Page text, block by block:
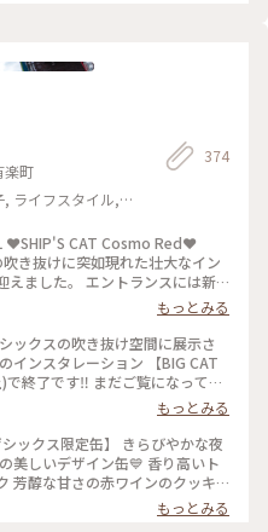
楽町
ライフスタイル,
374
❤️SHIP'S CAT Cosmo Red❤️
き抜けに突如現れた壮大なイン
えました。 エントランスには新
、今まさに宇宙に飛び立とうとし
かな時間にじ
こいを見に行く前に銀座にやっ
朝食を☕️ならぬ⋯ ティファニー
賞を🎨 みなさんもいかがです
果たして大洗から成層圏へ宇宙
クします🐱ྀིニャ～ ※飛び立つの
京#銀座
ノベケンジ#シップスキャット#
朝10時前の銀座#朝活#銀座シッ
9月6日までです
もっとみる
クスの吹き抜け空間に展示さ
インスタレーション 【BIG CAT
終了です‼️ まだご覧になってい
写真3枚目はLUCA(ルカ)号 太陽の
階フロアに展示中 大量の宇宙猫を
の左はルカ号の裏側🔆‬ * 展示終
上げるとか🚀🌏°.✧⚡︎ 大阪に着陸
るようです🤭 * 今日は8月の 猫の
#ことりっぷ東京 #東京 #銀座
もっとみる
シックス限定缶】 きらびやかな夜
美しいデザイン缶💙 香り高いト
芳醇な甘さの赤ワインのクッキ
なる 2種類のクッキーが整列して
⟡.·*.キラキラの宝石箱のような
もっとみる